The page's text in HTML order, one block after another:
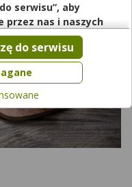
serwisu”, aby
przez nas i naszych
celach.
a wyrażoną
możesz też wycofać
tylko w niektórych
lub chcesz
to możesz tego
narzędzi
w
do serwisu